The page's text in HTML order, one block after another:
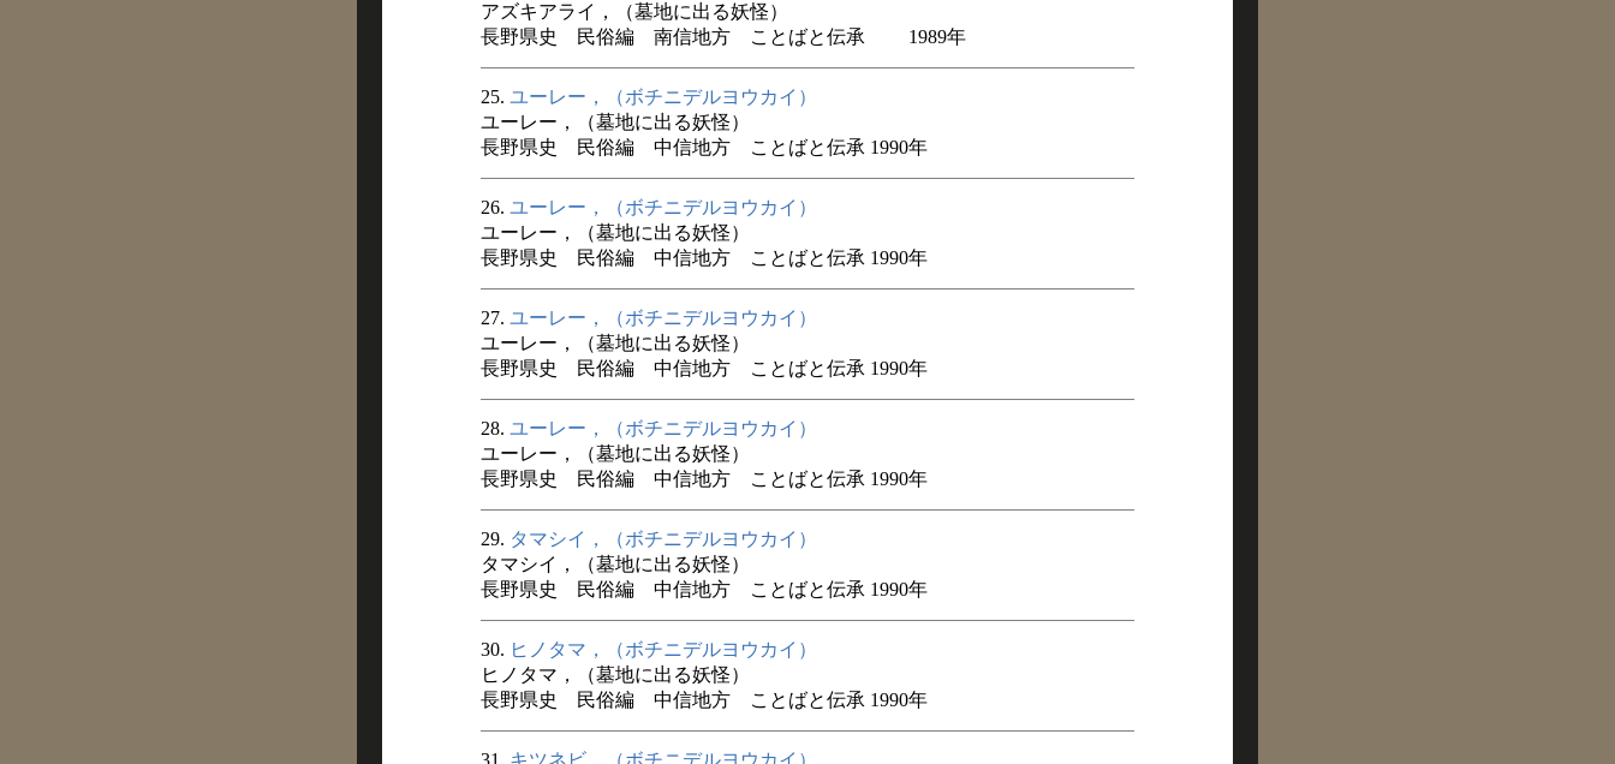
アズキアライ，（墓地に出る妖怪）
長野県史 民俗編 南信地方 ことばと伝承 1989年
25. ユーレー，（ボチニデルヨウカイ）
ユーレー，（墓地に出る妖怪）
長野県史 民俗編 中信地方 ことばと伝承 1990年
26. ユーレー，（ボチニデルヨウカイ）
ユーレー，（墓地に出る妖怪）
長野県史 民俗編 中信地方 ことばと伝承 1990年
27. ユーレー，（ボチニデルヨウカイ）
ユーレー，（墓地に出る妖怪）
長野県史 民俗編 中信地方 ことばと伝承 1990年
28. ユーレー，（ボチニデルヨウカイ）
ユーレー，（墓地に出る妖怪）
長野県史 民俗編 中信地方 ことばと伝承 1990年
29. タマシイ，（ボチニデルヨウカイ）
タマシイ，（墓地に出る妖怪）
長野県史 民俗編 中信地方 ことばと伝承 1990年
30. ヒノタマ，（ボチニデルヨウカイ）
ヒノタマ，（墓地に出る妖怪）
長野県史 民俗編 中信地方 ことばと伝承 1990年
31. キツネビ，（ボチニデルヨウカイ）